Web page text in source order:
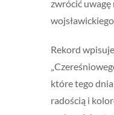
zwrócić
Rekord
które tego
radością i